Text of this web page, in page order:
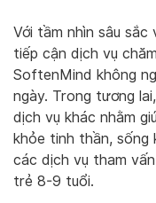
Với tầm nhìn sâu
tiếp cận dịch vụ
SoftenMind không
ngày. Trong tương
dịch vụ khác nhằm
khỏe tinh thần, sống
các dịch vụ tham
trẻ 8-9 tuổi.